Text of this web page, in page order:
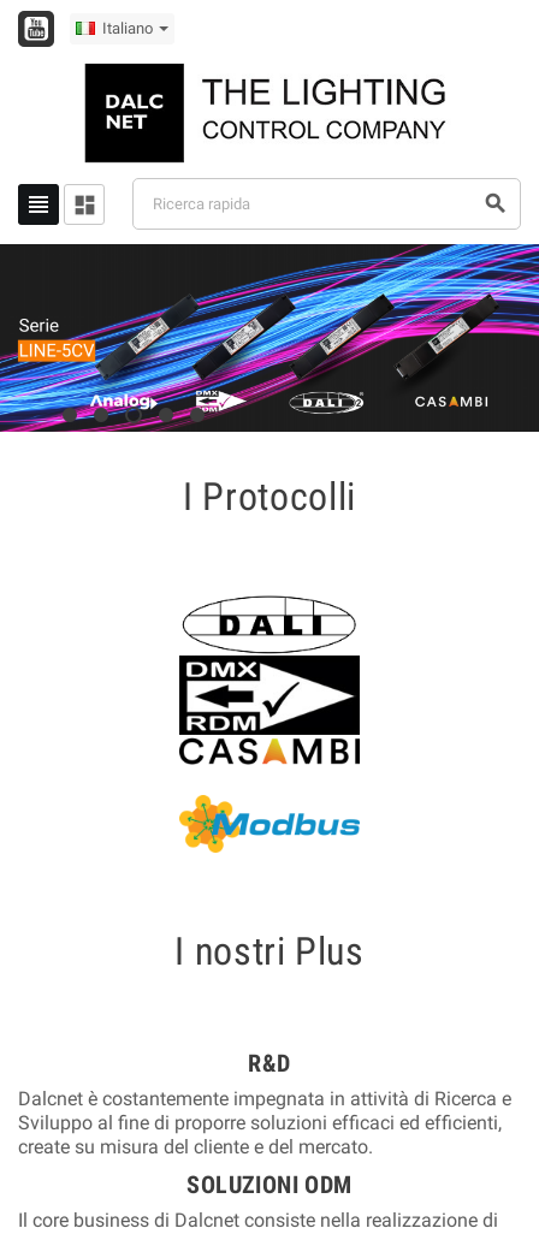
Italiano
  
I Protocolli
I nostri Plus
R&D
Dalcnet è costantemente impegnata in attività di Ricerca e
Sviluppo al fine di proporre soluzioni efficaci ed efficienti,
create su misura del cliente e del mercato.
SOLUZIONI ODM
Il core business di Dalcnet consiste nella realizzazione di